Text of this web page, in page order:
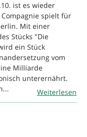
ist es wieder
spielt für
Mit einer
Stücks "Die
ein Stück
vom
Milliarde
unterernährt.
Weiterlesen